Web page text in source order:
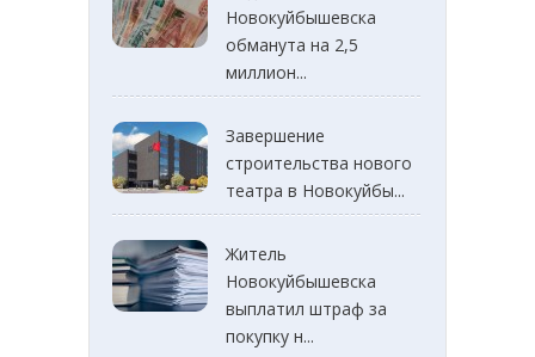
Новокуйбышевска
обманута на 2,5
миллион...
Завершение
строительства нового
театра в Новокуйбы...
Житель
Новокуйбышевска
выплатил штраф за
покупку н...